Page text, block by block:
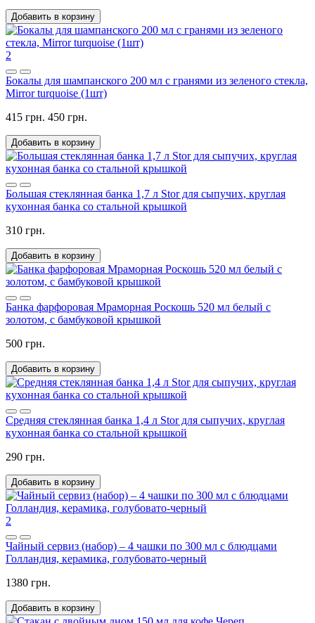
Добавить в корзину
2
Бокалы для шампанского 200 мл с гранями из зеленого стекла,
Mirror turquoise (1шт)
415 грн. 450 грн.
Добавить в корзину
Большая стеклянная банка 1,7 л Stor для сыпучих, круглая
кухонная банка со стальной крышкой
310 грн.
Добавить в корзину
Банка фарфоровая Мраморная Роскошь 520 мл белый с
золотом, с бамбуковой крышкой
500 грн.
Добавить в корзину
Средняя стеклянная банка 1,4 л Stor для сыпучих, круглая
кухонная банка со стальной крышкой
290 грн.
Добавить в корзину
2
Чайный сервиз (набор) – 4 чашки по 300 мл с блюдцами
Голландия, керамика, голубовато-черный
1380 грн.
Добавить в корзину